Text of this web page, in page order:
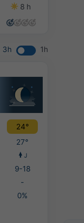
8 h
3h 1h
24°
27°
J
9-18
-
0%